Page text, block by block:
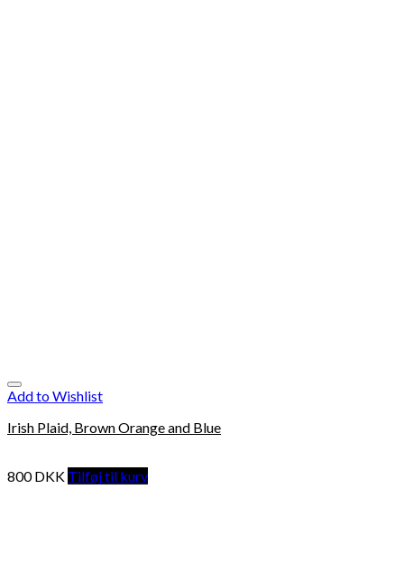
Add to Wishlist
Irish Plaid, Brown Orange and Blue
800DKK Tilføj til kurv